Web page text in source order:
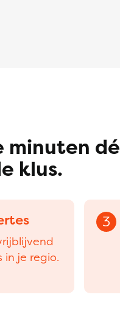
minuten dé
klus.
in je regio.
3